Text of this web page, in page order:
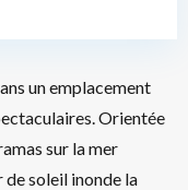
un emplacement
Orientée
sur la mer
de soleil inonde la